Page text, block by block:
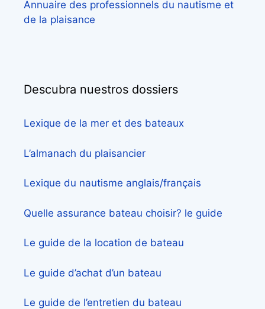
Annuaire des professionnels du nautisme et
de la plaisance
Descubra nuestros dossiers
Lexique de la mer et des bateaux
L’almanach du plaisancier
Lexique du nautisme anglais/français
Quelle assurance bateau choisir? le guide
Le guide de la location de bateau
Le guide d’achat d’un bateau
Le guide de l’entretien du bateau